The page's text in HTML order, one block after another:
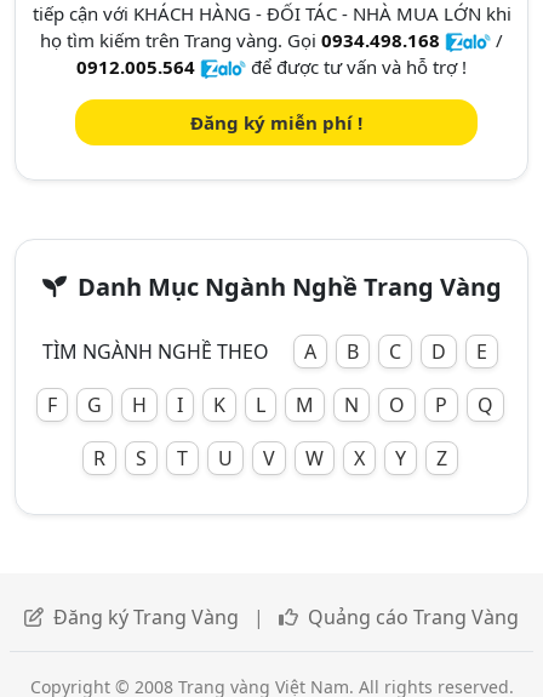
tiếp cận với KHÁCH HÀNG - ĐỐI TÁC - NHÀ MUA LỚN khi
họ tìm kiếm trên Trang vàng. Gọi 0934.498.168
/
0912.005.564
để được tư vấn và hỗ trợ !
Đăng ký miễn phí !
Danh Mục Ngành Nghề Trang Vàng
TÌM NGÀNH NGHỀ THEO A B C D
E
F
G H I K L M N O P
Q
R
S T U V W X Y Z
Đăng ký Trang Vàng | Quảng cáo Trang Vàng
Copyright © 2008 Trang vàng Việt Nam. All rights reserved.